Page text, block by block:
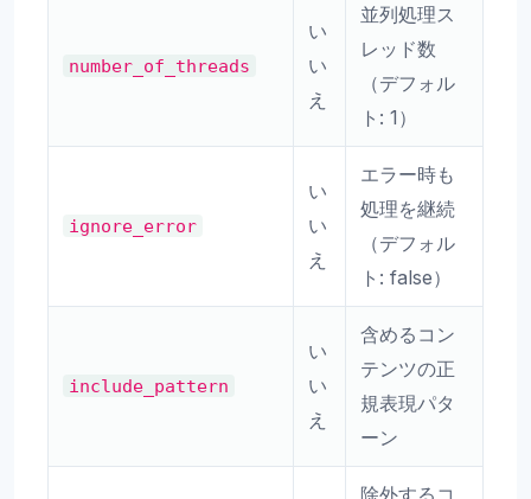
number_of_threads
い
い
え
並列処理ス
レッド数
（デフォル
ト: 1）
ignore_error
い
い
え
エラー時も
処理を継続
（デフォル
ト: false）
include_pattern
い
い
え
含めるコン
テンツの正
規表現パタ
ーン
除外するコ